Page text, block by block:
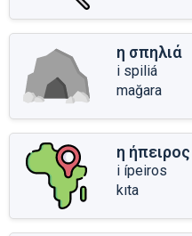
η σπηλιά
i spiliá
mağara
η ήπειρος
i ípeiros
kıta